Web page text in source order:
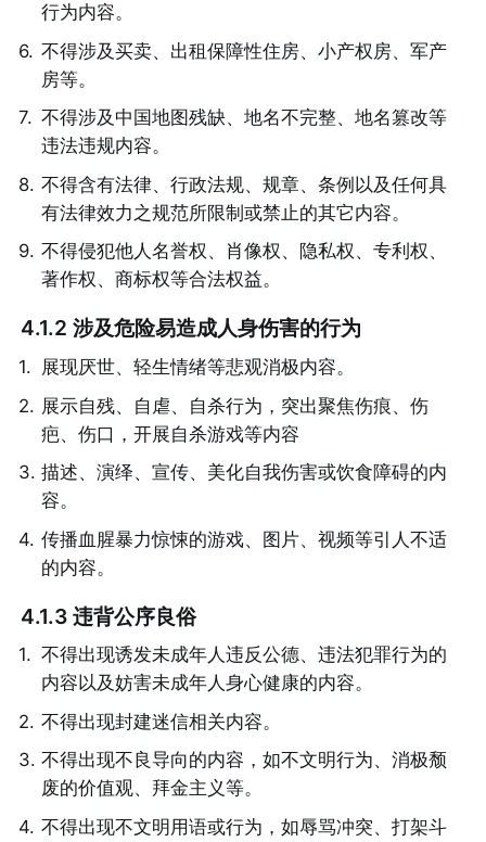
行为内容。
6. 不得涉及买卖、出租保障性住房、小产权房、军产
房等。
7. 不得涉及中国地图残缺、地名不完整、地名篡改等
违法违规内容。
8. 不得含有法律、行政法规、规章、条例以及任何具
有法律效力之规范所限制或禁止的其它内容。
9. 不得侵犯他人名誉权、肖像权、隐私权、专利权、
著作权、商标权等合法权益。
4.1.2 涉及危险易造成人身伤害的行为
1. 展现厌世、轻生情绪等悲观消极内容。
2. 展示自残、自虐、自杀行为，突出聚焦伤痕、伤
疤、伤口，开展自杀游戏等内容
3. 描述、演绎、宣传、美化自我伤害或饮食障碍的内
容。
4. 传播血腥暴力惊悚的游戏、图片、视频等引人不适
的内容。
4.1.3 违背公序良俗
1. 不得出现诱发未成年人违反公德、违法犯罪行为的
内容以及妨害未成年人身心健康的内容。
2. 不得出现封建迷信相关内容。
3. 不得出现不良导向的内容，如不文明行为、消极颓
废的价值观、拜金主义等。
4. 不得出现不文明用语或行为，如辱骂冲突、打架斗